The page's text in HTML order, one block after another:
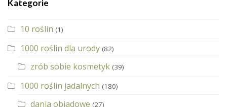
Kategorie
10 roślin (1)
1000 roślin dla urody (82)
zrób sobie kosmetyk (39)
1000 roślin jadalnych (180)
dania obiadowe (27)